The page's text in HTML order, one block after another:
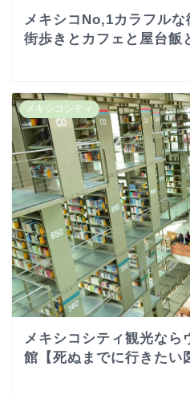
メキシコNo,1カラフル
街歩きとカフェと屋台飯
メキシコシティ
メキシコシティ観光なら
館【死ぬまでに行きたい